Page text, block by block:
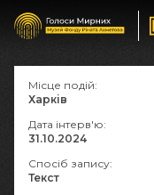
Місце подій:
Харків
Дата інтерв'ю:
31.10.2024
Спосіб запису:
Текст